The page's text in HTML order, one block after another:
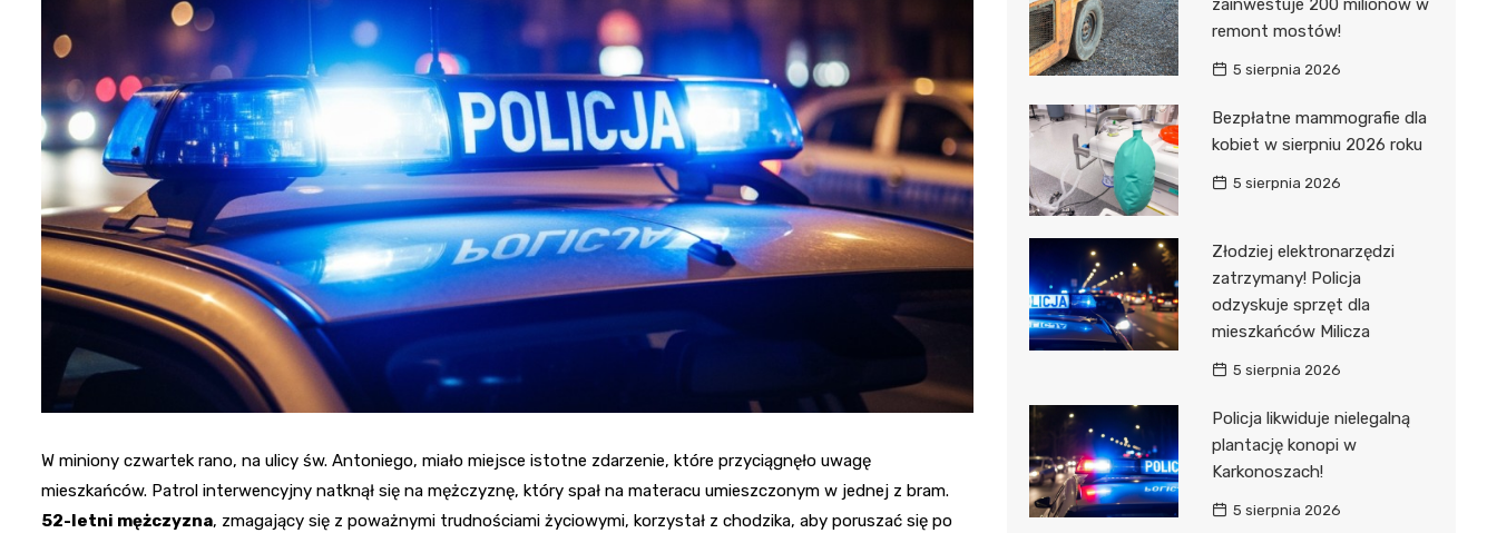
Fryzjer
Kino
Poczta
W miniony czwartek rano, na ulicy św. Antoniego, miało miejsce istotne zdarzenie, które przyciągnęło uwagę
mieszkańców. Patrol interwencyjny natknął się na mężczyznę, który spał na materacu umieszczonym w jednej z bram.
52-letni mężczyzna, zmagający się z poważnymi trudnościami życiowymi, korzystał z chodzika, aby poruszać się po
zainwestuje 200 milionów w
remont mostów!
5 sierpnia 2026
Bezpłatne mammografie dla
kobiet w sierpniu 2026 roku
5 sierpnia 2026
Złodziej elektronarzędzi
zatrzymany! Policja
odzyskuje sprzęt dla
mieszkańców Milicza
5 sierpnia 2026
Policja likwiduje nielegalną
plantację konopi w
Karkonoszach!
5 sierpnia 2026